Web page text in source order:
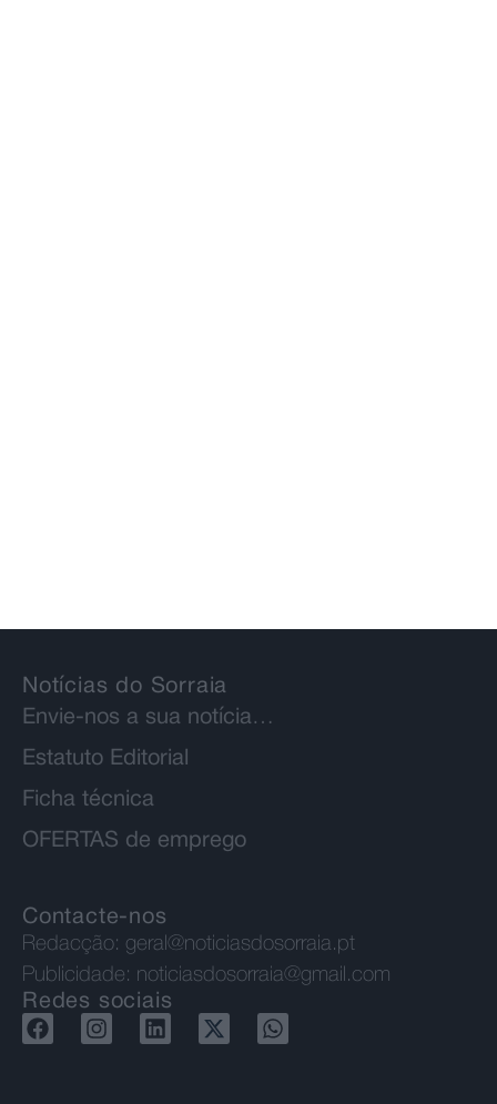
Notícias do Sorraia
Envie-nos a sua notícia…
Estatuto Editorial
Ficha técnica
OFERTAS de emprego
Contacte-nos
Redacção: geral@noticiasdosorraia.pt
Publicidade: noticiasdosorraia@gmail.com
Redes sociais